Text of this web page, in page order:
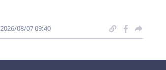
2026/08/07 09:40